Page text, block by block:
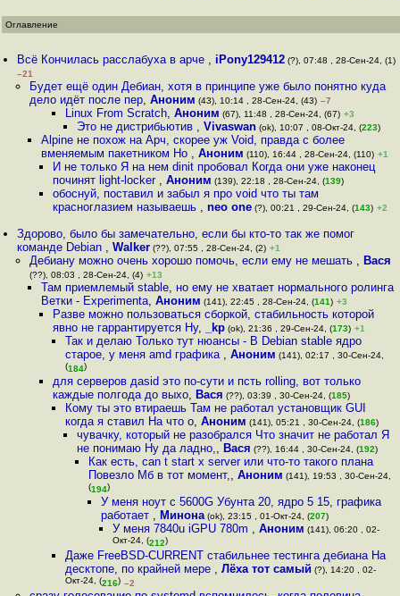
Оглавление
Всё Кончилась расслабуха в арче , iPony129412 (?), 07:48 , 28-Сен-24, (1)
–21
Будет ещё один Дебиан, хотя в принципе уже было понятно куда
дело идёт после пер, Аноним (43), 10:14 , 28-Сен-24, (43) –7
Linux From Scratch, Аноним (67), 11:48 , 28-Сен-24, (67) +3
Это не дистрибьютив , Vivaswan(ok), 10:07 , 08-Окт-24, (223)
Alpine не похож на Арч, скорее уж Void, правда с более
вменяемым пакетником Но , Аноним (110), 16:44 , 28-Сен-24, (110) +1
И не только Я на нем dinit пробовал Когда они уже наконец
починят light-locker ,Аноним (139), 22:18 , 28-Сен-24, (139)
обоснуй, поставил и забыл я про void что ты там
красноглазием называешь ,neo one (?), 00:21 , 29-Сен-24, (143) +2
Здорово, было бы замечательно, если бы кто-то так же помог
команде Debian ,Walker (??), 07:55 , 28-Сен-24, (2) +1
Дебиану можно очень хорошо помочь, если ему не мешать , Вася
(??), 08:03 , 28-Сен-24, (4) +13
Там приемлемый stable, но ему не хватает нормального ролинга
Ветки - Experimenta, Аноним (141), 22:45 , 28-Сен-24, (141) +3
Разве можно пользоваться сборкой, стабильность которой
явно не гаррантируется Ну, _kp (ok), 21:36 , 29-Сен-24, (173) +1
Так и делаю Только тут нюансы - В Debian stable ядро
старое, у меня amd графика , Аноним (141), 02:17 , 30-Сен-24,
(184)
для серверов даsid это по-сути и псть rolling, вот только
каждые полгода до выхо, Вася (??), 03:39 , 30-Сен-24, (185)
Кому ты это втираешь Там не работал установщик GUI
когда я ставил На что о, Аноним (141), 05:21 , 30-Сен-24, (186)
чувачку, который не разобрался Что значит не работал Я
не понимаю Ну да ладно,, Вася (??), 16:44 , 30-Сен-24, (192)
Как есть, can t start x server или что-то такого плана
Повезло Мб в тот момент,,Аноним (141), 19:53 , 30-Сен-24,
(194)
У меня ноут с 5600G Убунта 20, ядро 5 15, графика
работает , Минона(ok), 23:15 , 01-Окт-24, (207)
У меня 7840u iGPU 780m , Аноним (141), 06:20 , 02-
Окт-24, (212)
Даже FreeBSD-CURRENT стабильнее тестинга дебиана На
десктопе, по крайней мере , Лёха тот самый (?), 14:20 , 02-
Окт-24, (216) –2